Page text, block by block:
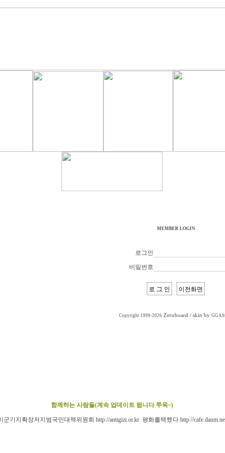
MEMBER LOGIN
로그인
비밀번호
Copyright 1999-2026 Zeroboard / skin by
함께하는 사람들(계속 업데이트 됩니다 쭈욱~)
군기지확장저지범국민대책위원회 http://antigizi.or.kr 평화를택했다 http://